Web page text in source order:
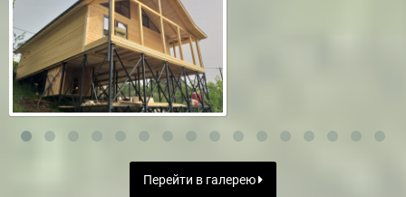
Перейти в галерею